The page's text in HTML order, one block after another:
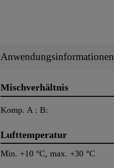
Anwendungsinformationen
Mischverhältnis
Komp. A : B:
Lufttemperatur
Min. +10 °C, max. +30 °C